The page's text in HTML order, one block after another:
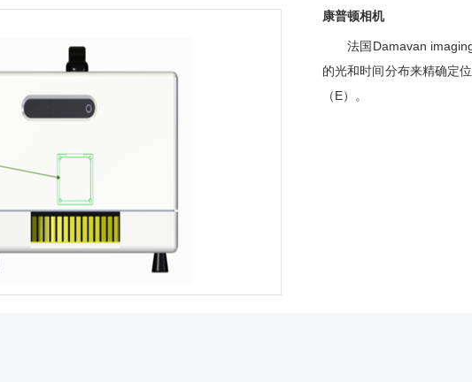
康普顿相机
法国Damavan
的光和时间分布来精确定
（E）。